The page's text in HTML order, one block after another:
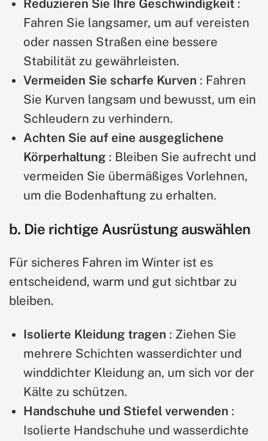
Reduzieren Sie Ihre Geschwindigkeit :
Fahren Sie langsamer, um auf vereisten
oder nassen Straßen eine bessere
Stabilität zu gewährleisten.
Vermeiden Sie scharfe Kurven : Fahren
Sie Kurven langsam und bewusst, um ein
Schleudern zu verhindern.
Achten Sie auf eine ausgeglichene
Körperhaltung : Bleiben Sie aufrecht und
vermeiden Sie übermäßiges Vorlehnen,
um die Bodenhaftung zu erhalten.
b. Die richtige Ausrüstung auswählen
Für sicheres Fahren im Winter ist es
entscheidend, warm und gut sichtbar zu
bleiben.
Isolierte Kleidung tragen : Ziehen Sie
mehrere Schichten wasserdichter und
winddichter Kleidung an, um sich vor der
Kälte zu schützen.
Handschuhe und Stiefel verwenden :
Isolierte Handschuhe und wasserdichte